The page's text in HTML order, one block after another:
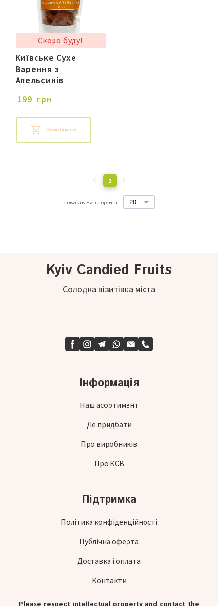
Скоро буду!
Київське Сухе
Варення з
Апельсинів
199  грн
Замовити
Товарів на сторінці:
1
Kyiv Candied Fruits
Солодка візитівка міста
Інформація
Наш асортимент
Де придбати
Про виробників
Про КСВ
Підтримка
Політика конфіденційності
Публічна оферта
Доставка і оплата
Контакти
Please respect intellectual property and contact the